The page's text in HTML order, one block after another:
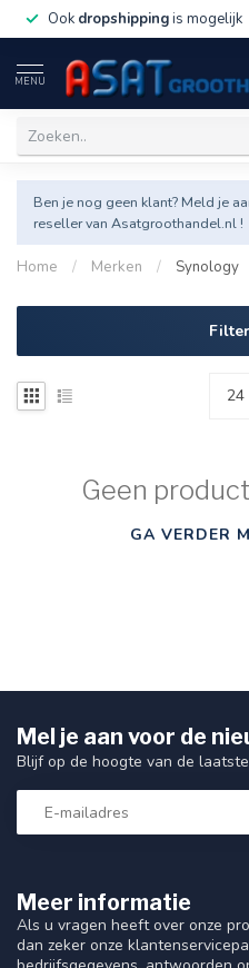
Ook dropshippingis mogelijk
MENU
Ben je nog geen klant? Meld je
reseller van Asatgroothandel.nl !
Home / Merken / Synology
Geen
GA VERDER
Meer informatie
Als u vragen heeft over onze
dan zeker onze
Mel je aan voor de
Blijf op de hoogte van de